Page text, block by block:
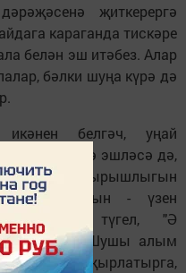
җиткерергә
караганда тискәре
белән эш итәбез. Алар
бәлки шуңа күрә дә
белгәч, уңай
Бала нәрсә эшләсә дә,
тырышлыгын
тырышлыгын - үзен
түгел, "Ә
кирәк). Шушы алым
җырлар җырлатырга,